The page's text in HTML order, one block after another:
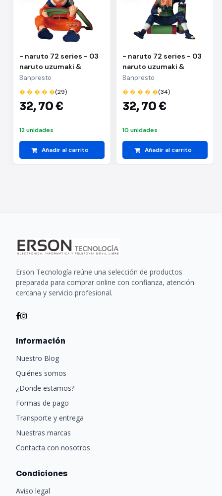
- naruto 72 series - 03
naruto uzumaki &
kakashi hatake(a:naruto
uzumaki)
Banpresto
� � � � �(29)
32,70 €
12 unidades
Añadir al carrito
- naruto 72 series - 03
naruto uzumaki &
kakashi
hatake(b:kakashi
hatake)
Banpresto
� � � � �(34)
32,70 €
10 unidades
Añadir al carrito
Erson Tecnología reúne una selección de productos
preparada para comprar online con confianza, atención
cercana y servicio profesional.
Información
Nuestro Blog
Quiénes somos
¿Donde estamos?
Formas de pago
Transporte y entrega
Nuestras marcas
Contacta con nosotros
Condiciones
Aviso legal